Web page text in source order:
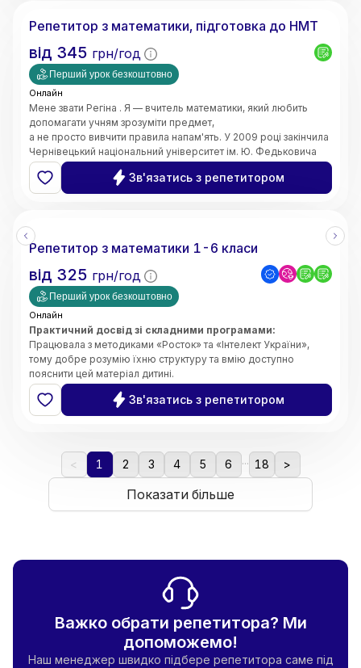
математики в закладі загальної середньої освіти.
учнями. Працюю з учнями 5–11 класів,
допомагаю покращити знання, ліквідувати прогалини,
підготуватися до контрольних робіт та інших видів
оцінювання.
Репетитор з математики, підготовка до НМТ
від 345 грн/год
Перший урок безкоштовно
Онлайн
Мене звати Регіна . Я — вчитель математики, який любить
допомагати учням зрозуміти предмет,
а не просто вивчити правила напам'ять. У 2009 році закінчила
Чернівецький національний університет ім. Ю. Федьковича
та 2020 Університет менеджменту освіти м. Київ здобула
рівень магістра за спеціальністю вчитель - дефектолог.
Маю досвід викладання вже 10 років
Зв'язатись з репетитором
Репетитор з математики 1-6 класи
від 325 грн/год
Перший урок безкоштовно
Онлайн
Практичний досвід зі складними програмами:
Працювала з методиками «Росток» та «Інтелект України»,
тому добре розумію їхню структуру та вмію доступно
пояснити цей матеріал дитині.
Системність та організація:
ступеню з менеджменту, я чітко планую кожен урок, стежу за
прогресом учня та ефективно розподіляю час на занятті.
виснажливим.
Комфортна атмосфера:
Створюю середовище, де дитина
не боїться ставити запитання чи помилятися. Вірю, що
Зв'язатись з репетитором
< 1 2 3 4 5 6 ... 18 >
Показати більше
Важко обрати репетитора? Ми
допоможемо!
Наш менеджер швидко підбере репетитора саме під